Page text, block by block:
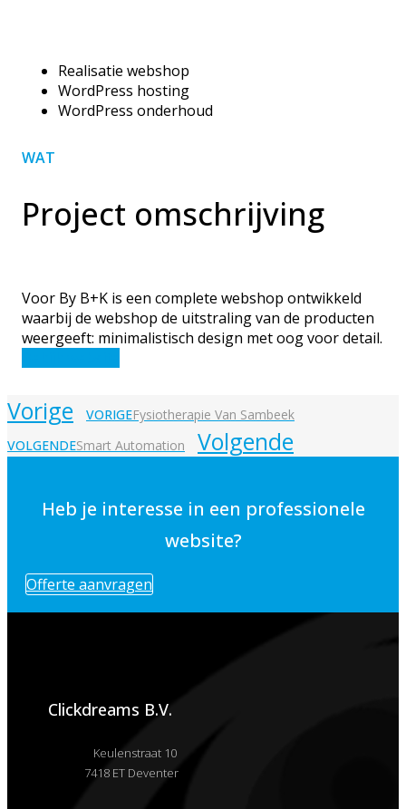
Realisatie webshop
WordPress hosting
WordPress onderhoud
WAT
Project omschrijving
Voor By B+K is een complete webshop ontwikkeld
waarbij de webshop de uitstraling van de producten
weergeeft: minimalistisch design met oog voor detail.
Vorige VORIGEFysiotherapie Van Sambeek
VOLGENDESmart Automation Volgende
Heb je interesse in een professionele
website?
Offerte aanvragen
Clickdreams B.V.
Keulenstraat 10
7418 ET Deventer